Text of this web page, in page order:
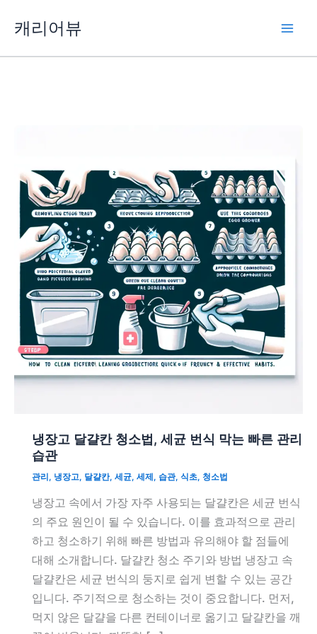
캐리어뷰
냉장고 달걀칸 청소법, 세균 번식 막는 빠른 관리
습관
관리 , 냉장고, 달걀칸, 세균, 세제 , 습관, 식초, 청소법
냉장고 속에서 가장 자주 사용되는 달걀칸은 세균 번식
의 주요 원인이 될 수 있습니다. 이를 효과적으로 관리
하고 청소하기 위해 빠른 방법과 유의해야 할 점들에
대해 소개합니다. 달걀칸 청소 주기와 방법 냉장고 속
달걀칸은 세균 번식의 둥지로 쉽게 변할 수 있는 공간
입니다. 주기적으로 청소하는 것이 중요합니다. 먼저,
먹지 않은 달걀을 다른 컨테이너로 옮기고 달걀칸을 깨